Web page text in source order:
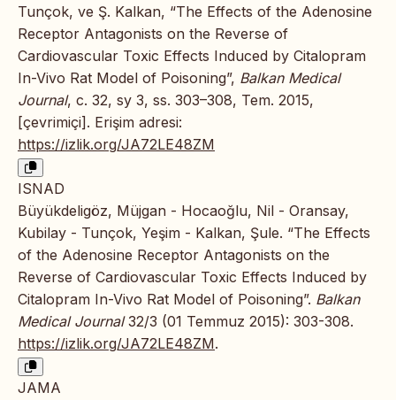
Tunçok, ve Ş. Kalkan, “The Effects of the Adenosine
Receptor Antagonists on the Reverse of
Cardiovascular Toxic Effects Induced by Citalopram
In-Vivo Rat Model of Poisoning”, Balkan Medical
Journal, c. 32, sy 3, ss. 303–308, Tem. 2015,
[çevrimiçi]. Erişim adresi:
https://izlik.org/JA72LE48ZM
ISNAD
Büyükdeligöz, Müjgan - Hocaoğlu, Nil - Oransay,
Kubilay - Tunçok, Yeşim - Kalkan, Şule. “The Effects
of the Adenosine Receptor Antagonists on the
Reverse of Cardiovascular Toxic Effects Induced by
Citalopram In-Vivo Rat Model of Poisoning”. Balkan
Medical Journal32/3 (01 Temmuz 2015): 303-308.
https://izlik.org/JA72LE48ZM.
JAMA